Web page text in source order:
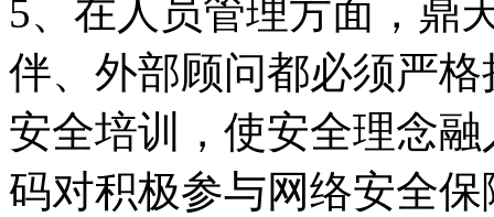
5、在人员管理方面
伴、外部顾问都必须严
安全培训，使安全理
码对积极参与网络安全保